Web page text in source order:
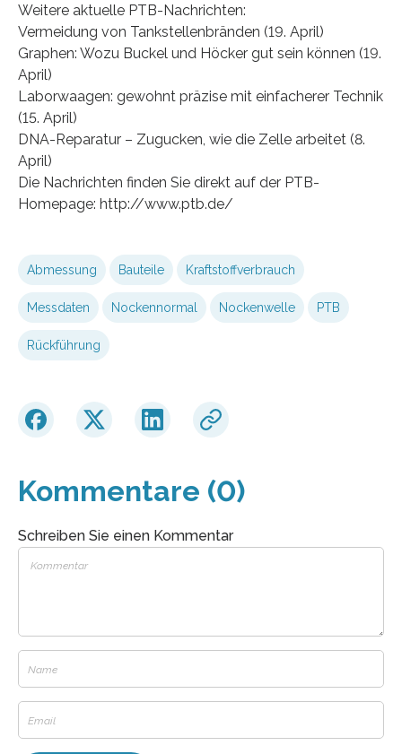
Weitere aktuelle PTB-Nachrichten:
Vermeidung von Tankstellenbränden (19. April)
Graphen: Wozu Buckel und Höcker gut sein können (19.
April)
Laborwaagen: gewohnt präzise mit einfacherer Technik
(15. April)
DNA-Reparatur – Zugucken, wie die Zelle arbeitet (8.
April)
Die Nachrichten finden Sie direkt auf der PTB-
Homepage: http://www.ptb.de/
Abmessung Bauteile Kraftstoffverbrauch
Messdaten Nockennormal Nockenwelle PTB
Rückführung
Kommentare (0)
Schreiben Sie einen Kommentar